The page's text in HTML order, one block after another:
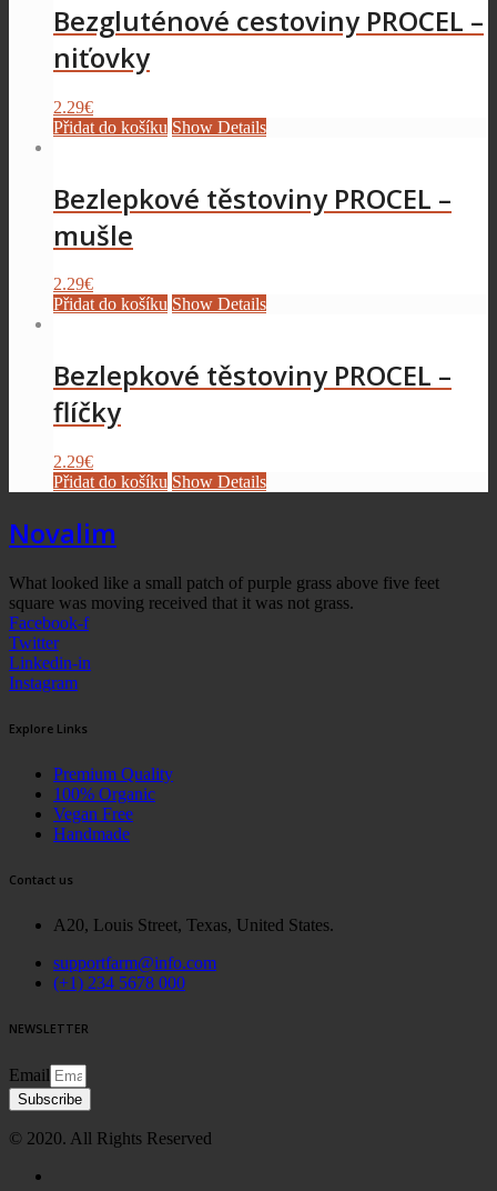
Bezgluténové cestoviny PROCEL –
niťovky
2.29€
Přidat do košíku Show Details
Bezlepkové těstoviny PROCEL –
mušle
2.29€
Přidat do košíku Show Details
Bezlepkové těstoviny PROCEL –
flíčky
2.29€
Přidat do košíku Show Details
Novalim
What looked like a small patch of purple grass above five feet
square was moving received that it was not grass.
Facebook-f
Twitter
Linkedin-in
Instagram
Explore Links
Premium Quality
100% Organic
Vegan Free
Handmade
Contact us
A20, Louis Street, Texas, United States.
supportfarm@info.com
(+1) 234 5678 000
NEWSLETTER
Email
Subscribe
© 2020. All Rights Reserved